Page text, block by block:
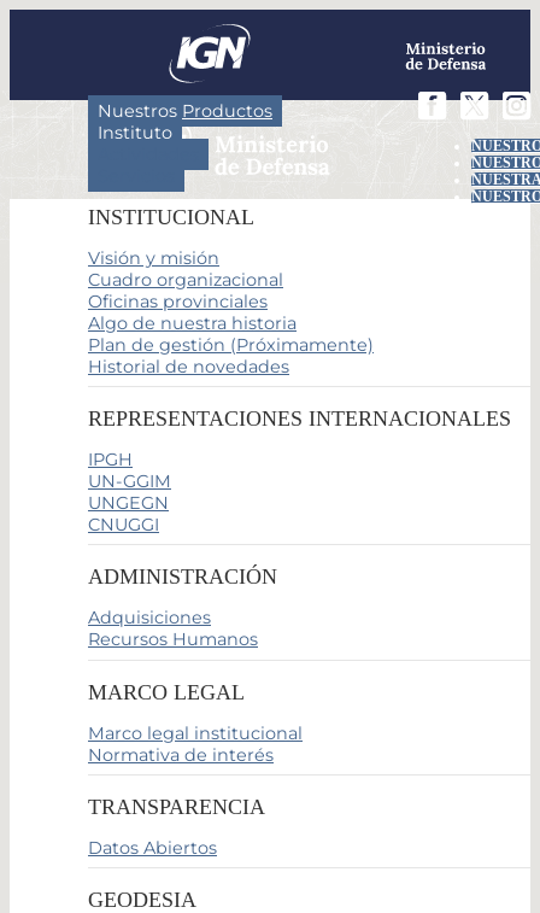
Nuestros Productos
Instituto
INSTITUCIONAL
Visión y misión
Cuadro organizacional
Oficinas provinciales
Algo de nuestra historia
Plan de gestión (Próximamente)
Historial de novedades
REPRESENTACIONES INTERNACIONALES
IPGH
UN-GGIM
UNGEGN
CNUGGI
ADMINISTRACIÓN
Adquisiciones
Recursos Humanos
MARCO LEGAL
Marco legal institucional
Normativa de interés
TRANSPARENCIA
Datos Abiertos
GEODESIA